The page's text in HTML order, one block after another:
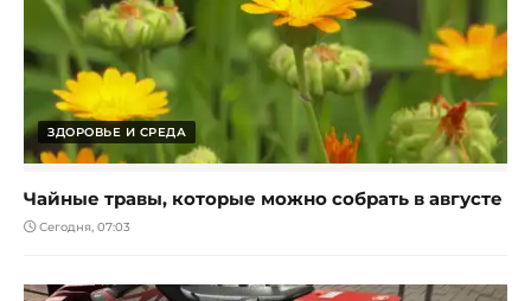
ЗДОРОВЬЕ И СРЕДА
Чайные травы, которые можно собрать в августе
Сегодня, 07:03